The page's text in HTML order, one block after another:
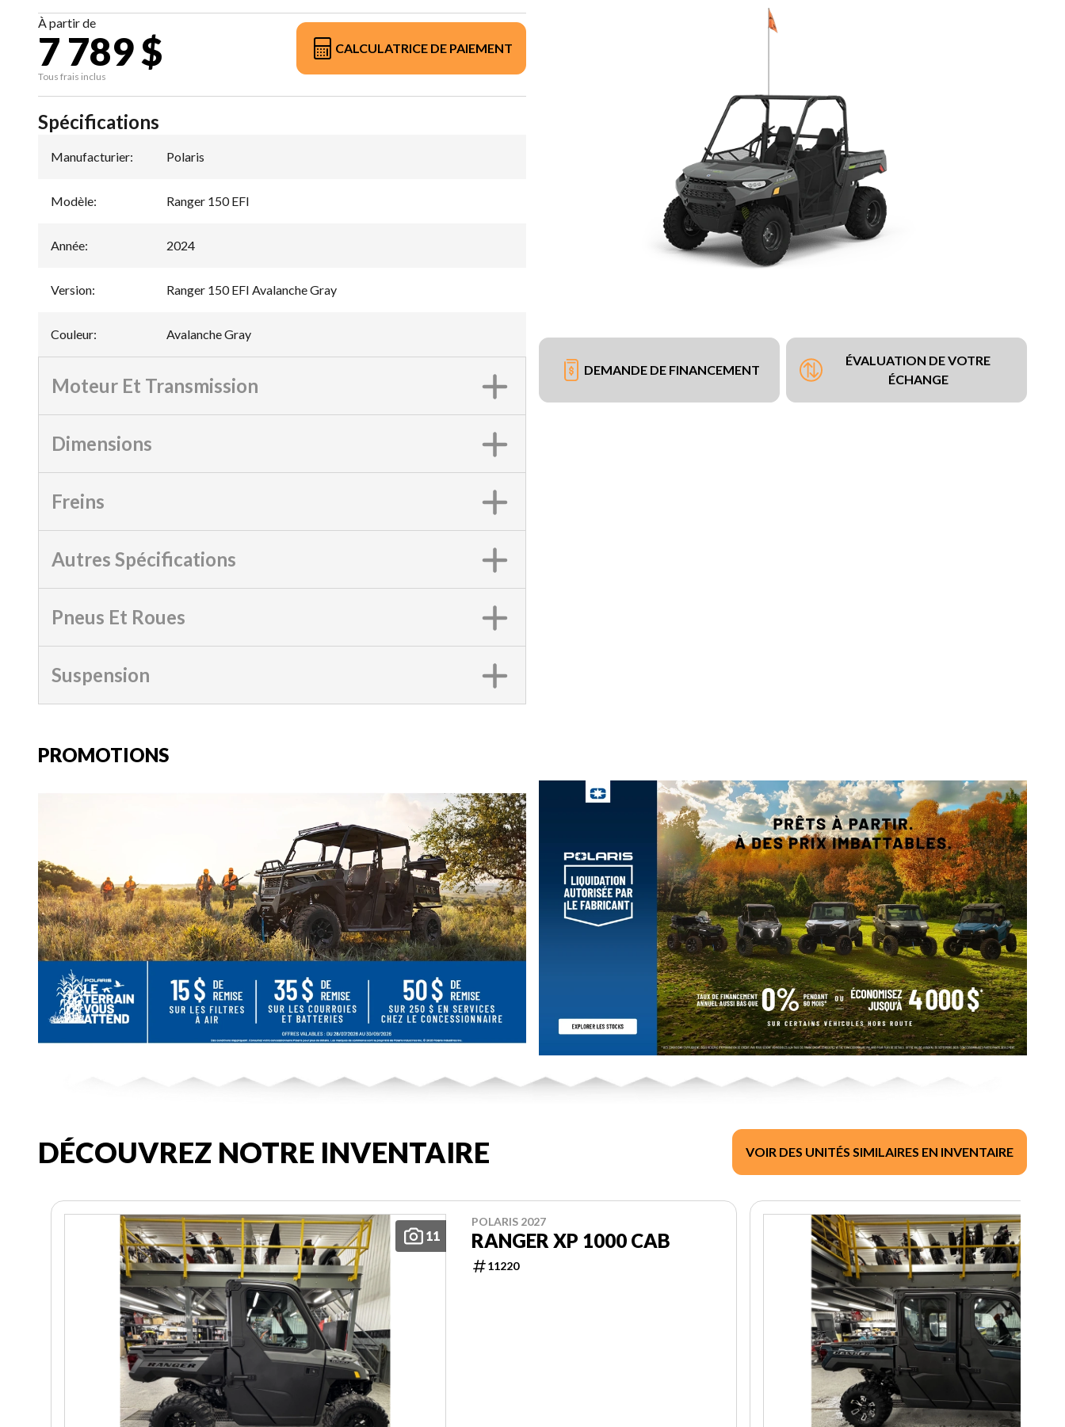
À partir de
7 789 $
Tous frais inclus
CALCULATRICE DE PAIEMENT
DEMANDE DE FINANCEMENT
ÉVALUATION DE VOTRE
ÉCHANGE
Spécifications
Manufacturier: Polaris
Modèle: Ranger 150 EFI
Année: 2024
Version: Ranger 150 EFI Avalanche Gray
Couleur: Avalanche Gray
Moteur Et Transmission
Dimensions
Freins
Autres Spécifications
Pneus Et Roues
Suspension
PROMOTIONS
DÉCOUVREZ NOTRE INVENTAIRE VOIR DES UNITÉS SIMILAIRES EN INVENTAIRE
11
POLARIS 2027
RANGER XP 1000 CAB
11220